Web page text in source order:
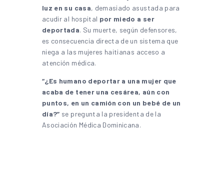
luz en su casa, demasiado asustada para
acudir al hospital por miedo a ser
deportada. Su muerte, según defensores,
es consecuencia directa de un sistema que
niega a las mujeres haitianas acceso a
atención médica.
“¿Es humano deportar a una mujer que
acaba de tener una cesárea, aún con
puntos, en un camión con un bebé de un
día?” se pregunta la presidenta de la
Asociación Médica Dominicana.